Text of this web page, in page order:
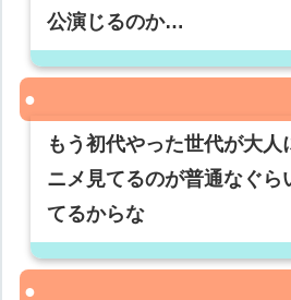
公演じるのか…
もう初代やった世代が大人
ニメ見てるのが普通なぐら
てるからな